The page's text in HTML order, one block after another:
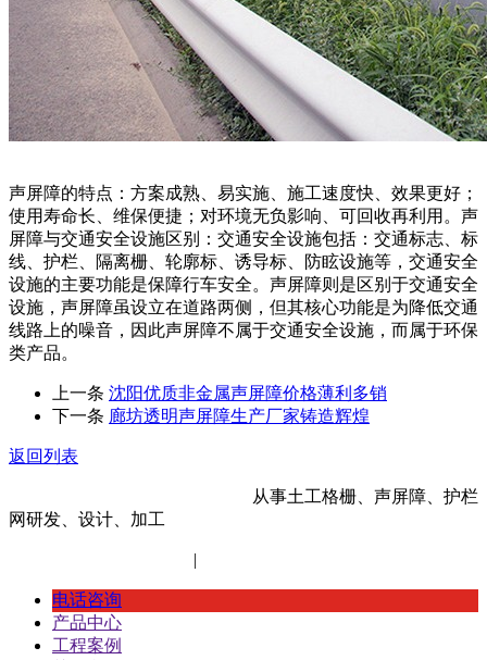
声屏障的特点：方案成熟、易实施、施工速度快、效果更好；
使用寿命长、维保便捷；对环境无负影响、可回收再利用。声
屏障与交通安全设施区别：交通安全设施包括：交通标志、标
线、护栏、隔离栅、轮廓标、诱导标、防眩设施等，交通安全
设施的主要功能是保障行车安全。声屏障则是区别于交通安全
设施，声屏障虽设立在道路两侧，但其核心功能是为降低交通
线路上的噪音，因此声屏障不属于交通安全设施，而属于环保
类产品。
上一条 沈阳优质非金属声屏障价格薄利多销
下一条 廊坊透明声屏障生产厂家铸造辉煌
返回列表
从事土工格栅、声屏障、护栏
网研发、设计、加工
|
电话咨询
产品中心
工程案例